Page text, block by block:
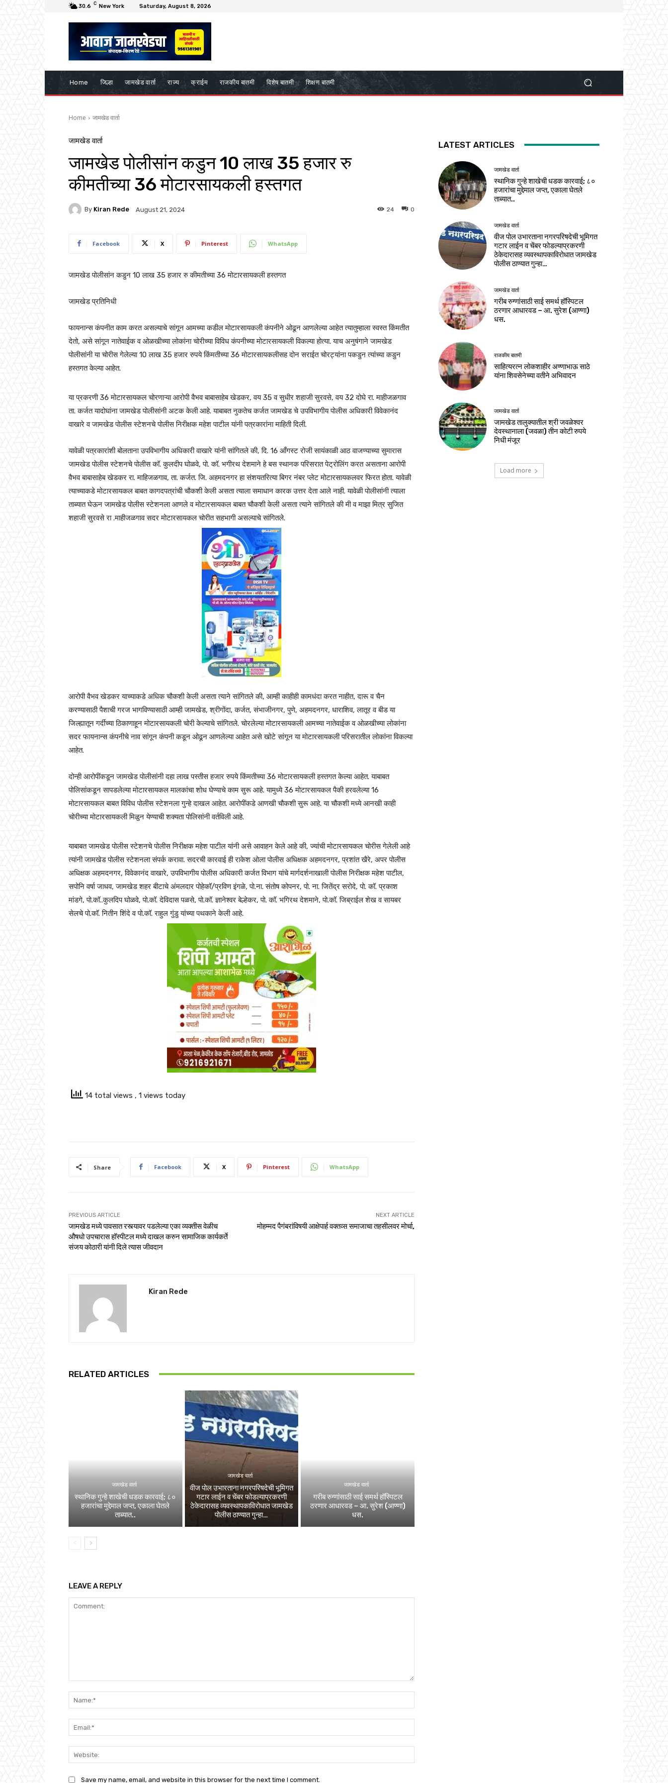
30.6 C New York Saturday, August 8, 2026
Home जिल्हा जामखेड वार्ता राज्य क्राईम राजकीय बातमी विशेष बातमी शिक्षण बातमी
Home जामखेड वार्ता
जामखेड वार्ता
जामखेड पोलीसांन कडुन 10 लाख 35 हजार रु
कीमतीच्या 36 मोटारसायकली हस्तगत
By Kiran Rede August 21, 2024 0
24
Facebook X Pinterest WhatsApp
जामखेड पोलीसांन कडुन 10 लाख 35 हजार रु कीमतीच्या 36 मोटारसायकली हस्तगत
जामखेड प्रतिनिधी
फायनान्स कंपनीत काम करत असल्याचे सांगून आमच्या कडील मोटारसायकली कंपनीने ओढून आणलेल्या आहेत त्यातुम्हाला स्वस्त किंमतीत
देतो, असे सांगून नातेवाईक व ओळखीच्या लोकांना चोरीच्या विविध कंपनीच्या मोटारसायकली विकल्या होत्या. याच अनुषंगाने जामखेड
पोलीसांनी या चोरीस गेलेल्या 10 लाख 35 हजार रुपये किंमतीच्या 36 मोटारसायकलीसह दोन सराईत चोरट्यांना पकडुन त्यांच्या कडुन
हस्तगत केल्या आहेत.
या प्रकरणी 36 मोटारसायकल चोरणाऱ्या आरोपी वैभव बाबासाहेब खेडकर, वय 35 व सुधीर शहाजी सुरवसे, वय 32 दोघे रा. माहीजळगाव
ता. कर्जत यादोघांना जामखेड पोलीसांनी अटक केली आहे. याबाबत नुकतेच कर्जत जामखेड चे उपविभागीय पोलीस अधिकारी विवेकानंद
वाखारे व जामखेड पोलीस स्टेशनचे पोलीस निरीक्षक महेश पाटील यांनी पत्रकारांना माहिती दिली.
यावेळी पत्रकारांशी बोलताना उपविभागीय अधिकारी वाखारे यांनी सांगितले की, दि. 16 आँगस्ट रोजी सायंकाळी आठ वाजण्याच्या सुमारास
जामखेड पोलीस स्टेशनचे पोलीस कॉ. कुलदीप घोळवे, पो. कॉ. भगीरथ देशमाने हे बस स्थानक परिसरात पेट्रोलिंग करत असताना आरोपी
वैभव बाबासाहेब खेडकर रा. माहिजळगाव, ता. कर्जत. जि. अहमदनगर हा संशयतरित्या बिगर नंबर प्लेट मोटारसायकलवर फिरत होता. यावेळी
त्याच्याकडे मोटारसायकल बाबत कागदपत्रांची चौकशी केली असता त्याला समाधान कारक उत्तर देता आले नाही. यावेळी पोलीसांनी त्याला
ताब्यात घेऊन जामखेड पोलीस स्टेशनला आणले व मोटारसायकल बाबत चौकशी केली असता त्याने सांगितले की मी व माझा मित्र सुजित
शहाजी सुरवसे रा .माहीजळगाव सदर मोटारसायकल चोरीत सहभागी असल्याचे सांगितले.
आरोपी वैभव खेडकर याच्याकडे अधिक चौकशी केली असता त्याने सांगितले की, आम्ही काहीही कामधंदा करत नाहीत, दारू व चैन
करण्यासाठी पैशाची गरज भागविण्यासाठी आम्ही जामखेड, श्रीगोंदा, कर्जत, संभाजीनगर, पुणे, अहमदनगर, धाराशिव, लातूर व बीड या
जिल्ह्यातून गर्दीच्या ठिकाणाहून मोटारसायकली चोरी केल्याचे सांगितले. चोरलेल्या मोटारसायकली आमच्या नातेवाईक व ओळखीच्या लोकांना
सदर फायनान्स कंपनीचे नाव सांगून कंपनी कडून ओढून आणलेल्या आहेत असे खोटे सांगून या मोटारसायकली परिसरातील लोकांना विकल्या
आहेत.
दोन्ही आरोपींकडून जामखेड पोलीसांनी दहा लाख पस्तीस हजार रुपये किंमतीच्या 36 मोटारसायकली हस्तगत केल्या आहेत. याबाबत
पोलिसांकडून सापडलेल्या मोटारसायकल मालकांचा शोध घेण्याचे काम सुरू आहे. यामुध्ये 36 मोटारसायकल पैकी हरवलेल्या 16
मोटारसायकल बाबत विविध पोलीस स्टेशनला गुन्हे दाखल आहेत. आरोपींकडे आणखी चौकशी सुरू आहे. या चौकशी मध्ये आनखी काही
चोरीच्या मोटारसायकली मिळुन येण्याची शक्यता पोलिसांनी वर्तविली आहे.
याबाबत जामखेड पोलीस स्टेशनचे पोलीस निरीक्षक महेश पाटील यांनी असे आवाहन केले आहे की, ज्यांची मोटारसायकल चोरीस गेलेली आहे
त्यांनी जामखेड पोलीस स्टेशनला संपर्क करावा. सदरची कारवाई ही राकेश ओला पोलीस अधिक्षक अहमदनगर, प्रशांत खैरे, अपर पोलीस
अधिक्षक अहमदनगर, विवेकानंद वाखारे, उपविभागीय पोलीस अधिकारी कर्जत विभाग यांचे मार्गदर्शनाखाली पोलीस निरीक्षक महेश पाटील,
सपोनि वर्षा जाधव, जामखेड शहर बीटाचे अंमलदार पोहेकॉ/प्रविण इंगळे, पो.ना. संतोष कोपनर, पो. ना. जितेंद्र सरोदे, पो. कॉ. प्रकाश
मांडगे, पो.कॉ..कुलदिप घोळवे, पो.कॉ. देविदास पळसे, पो.कॉ. ज्ञानेश्वर बेल्हेकर, पो. कॉ. भगिरथ देशमाने, पो.कॉ. जिब्राईल शेख व सायबर
सेलचे पो.कॉ. नितीन शिंदे व पो.कॉ. राहुल गुंडु यांच्या पथकाने केली आहे.
14 total views , 1 views today
Share Facebook X Pinterest WhatsApp
PREVIOUS ARTICLE
जामखेड मध्ये पावसात रस्त्यावर पडलेल्या एका व्यक्तीस वेळीच
औषधो उपचारास हॉस्पीटल मध्ये दाखल करुन सामाजिक कार्यकर्ते
संजय कोठारी यांनी दिले त्यास जीवदान
NEXT ARTICLE
मोहम्मद पैगंबरांविषयी आक्षेपार्ह वक्तव्स समाजाचा तहसीलवर मोर्चा,
Kiran Rede
RELATED ARTICLES
जामखेड वार्ता
स्थानिक गुन्हे शाखेची धडक कारवाई; ८०
हजारांचा मुद्देमाल जप्त, एकाला घेतले
ताब्यात..
जामखेड वार्ता
वीज पोल उभारताना नगरपरिषदेची भूमिगत
गटार लाईन व चेंबर फोडल्याप्रकरणी
ठेकेदारासह व्यवस्थापकाविरोधात जामखेड
पोलीस ठाण्यात गुन्हा…
जामखेड वार्ता
गरीब रुग्णांसाठी साई समर्थ हॉस्पिटल
ठरणार आधारवड – आ. सुरेश (आण्णा)
धस.
LEAVE A REPLY
Save my name, email, and website in this browser for the next time I comment.
LATEST ARTICLES
जामखेड वार्ता
स्थानिक गुन्हे शाखेची धडक कारवाई; ८०
हजारांचा मुद्देमाल जप्त, एकाला घेतले
ताब्यात..
जामखेड वार्ता
वीज पोल उभारताना नगरपरिषदेची भूमिगत
गटार लाईन व चेंबर फोडल्याप्रकरणी
ठेकेदारासह व्यवस्थापकाविरोधात जामखेड
पोलीस ठाण्यात गुन्हा…
जामखेड वार्ता
गरीब रुग्णांसाठी साई समर्थ हॉस्पिटल
ठरणार आधारवड – आ. सुरेश (आण्णा)
धस.
राजकीय बातमी
साहित्यरत्न लोकशाहीर अण्णाभाऊ साठे
यांना शिवसेनेच्या वतीने अभिवादन
जामखेड वार्ता
जामखेड तालुक्यातील श्री जवळेश्वर
देवस्थानाला (जवळा) तीन कोटी रुपये
निधी मंजूर
Load more